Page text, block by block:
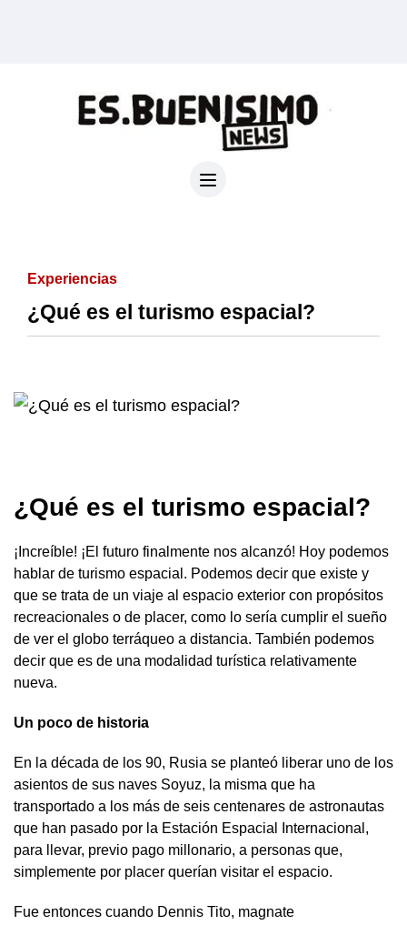
Experiencias
¿Qué es el turismo espacial?
¿Qué es el turismo espacial?
¡Increíble! ¡El futuro finalmente nos alcanzó! Hoy podemos
hablar de turismo espacial. Podemos decir que existe y
que se trata de un viaje al espacio exterior con propósitos
recreacionales o de placer, como lo sería cumplir el sueño
de ver el globo terráqueo a distancia. También podemos
decir que es de una modalidad turística relativamente
nueva.
Un poco de historia
En la década de los 90, Rusia se planteó liberar uno de los
asientos de sus naves Soyuz, la misma que ha
transportado a los más de seis centenares de astronautas
que han pasado por la Estación Espacial Internacional,
para llevar, previo pago millonario, a personas que,
simplemente por placer querían visitar el espacio.
Fue entonces cuando Dennis Tito, magnate